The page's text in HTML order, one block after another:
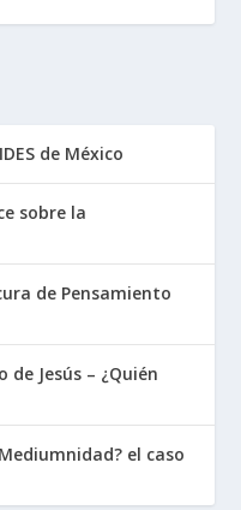
de México
sobre la
de Pensamiento
Jesús – ¿Quién
el caso